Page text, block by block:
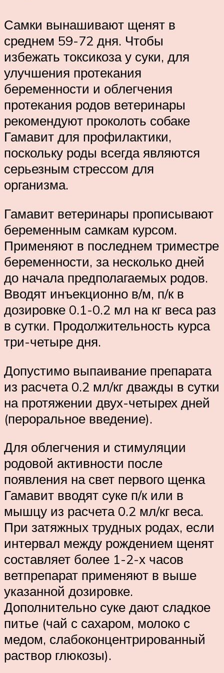
Самки вынашивают щенят в
среднем 59-72 дня. Чтобы
избежать токсикоза у суки, для
улучшения протекания
беременности и облегчения
протекания родов ветеринары
рекомендуют проколоть собаке
Гамавит для профилактики,
поскольку роды всегда являются
серьезным стрессом для
организма.
Гамавит ветеринары прописывают
беременным самкам курсом.
Применяют в последнем триместре
беременности, за несколько дней
до начала предполагаемых родов.
Вводят инъекционно в/м, п/к в
дозировке 0.1-0.2 мл на кг веса раз
в сутки. Продолжительность курса
три-четыре дня.
Допустимо выпаивание препарата
из расчета 0.2 мл/кг дважды в сутки
на протяжении двух-четырех дней
(пероральное введение).
Для облегчения и стимуляции
родовой активности после
появления на свет первого щенка
Гамавит вводят суке п/к или в
мышцу из расчета 0.2 мл/кг веса.
При затяжных трудных родах, если
интервал между рождением щенят
составляет более 1-2-х часов
ветпрепарат применяют в выше
указанной дозировке.
Дополнительно суке дают сладкое
питье (чай с сахаром, молоко с
медом, слабоконцентрированный
раствор глюкозы).